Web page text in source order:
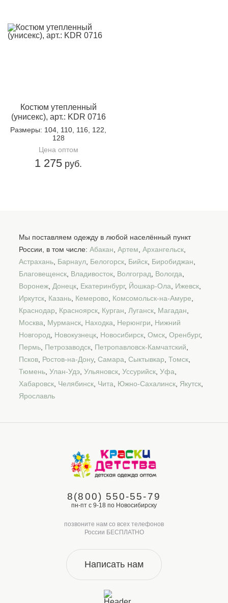
Костюм утепленный
(унисекс), арт.: KDR 0716
Размеры: 104, 110, 116, 122,
128
Цена оптом
1 275 руб.
Мы поставляем одежду в любой населённый пункт
России, в том числе: Абакан Артем Архангельск
Астрахань Барнаул Белогорск Бийск Биробиджан
Благовещенск Владивосток Волгоград Вологда
Воронеж Донецк Екатеринбург, Йошкар-Ола Ижевск
Иркутск Казань Кемерово Комсомольск-на-Амуре
Краснодар
Красноярск Курган Луганск Магадан
Москва
Мурманск Находка Нерюнгри
Нижний
Новгород
Новокузнецк Новосибирск Омск Оренбург,
Пермь Петрозаводск Петропавловск-Камчатский
Псков Ростов-на-Дону, Самара Сыктывкар Томск
Тюмень Улан-Удэ Ульяновск Уссурийск Уфа
Хабаровск Челябинск Чита Южно-Сахалинск Якутск
Ярославль
8(800) 550-55-79
пн-пт с 9-18 по Новосибирску
позвоните нам со всех телефонов
России БЕСПЛАТНО
Написать нам